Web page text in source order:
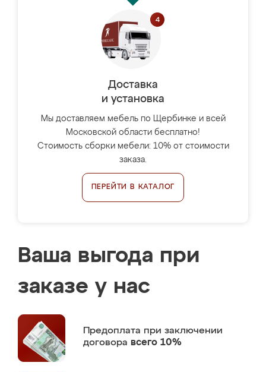
Доставка
и установка
Мы доставляем мебель по Щербинке и всей
Московской области бесплатно!
Стоимость сборки мебели: 10% от стоимости
заказа.
ПЕРЕЙТИ В КАТАЛОГ
Ваша выгода при
заказе у нас
Предоплата при заключении
договора всего 10%